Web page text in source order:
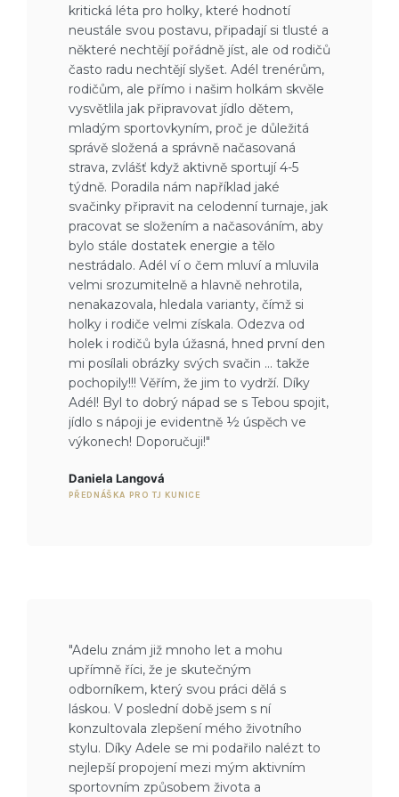
kritická léta pro holky, které hodnotí
neustále svou postavu, připadají si tlusté a
některé nechtějí pořádně jíst, ale od rodičů
často radu nechtějí slyšet. Adél trenérům,
rodičům, ale přímo i našim holkám skvěle
vysvětlila jak připravovat jídlo dětem,
mladým sportovkyním, proč je důležitá
správě složená a správně načasovaná
strava, zvlášť když aktivně sportují 4-5
týdně. Poradila nám například jaké
svačinky připravit na celodenní turnaje, jak
pracovat se složením a načasováním, aby
bylo stále dostatek energie a tělo
nestrádalo. Adél ví o čem mluví a mluvila
velmi srozumitelně a hlavně nehrotila,
nenakazovala, hledala varianty, čímž si
holky i rodiče velmi získala. Odezva od
holek i rodičů byla úžasná, hned první den
mi posílali obrázky svých svačin … takže
pochopily!!! Věřím, že jim to vydrží. Díky
Adél! Byl to dobrý nápad se s Tebou spojit,
jídlo s nápoji je evidentně ½ úspěch ve
výkonech! Doporučuji!"
Daniela Langová
PŘEDNÁŠKA PRO TJ KUNICE
"Adelu znám již mnoho let a mohu
upřímně říci, že je skutečným
odborníkem, který svou práci dělá s
láskou. V poslední době jsem s ní
konzultovala zlepšení mého životního
stylu. Díky Adele se mi podařilo nalézt to
nejlepší propojení mezi mým aktivním
sportovním způsobem života a